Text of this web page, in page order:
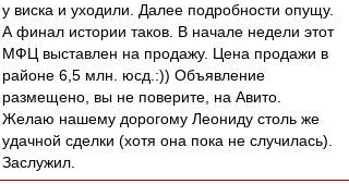
у виска и уходили. Далее подробности опущу.
А финал истории таков. В начале недели этот
МФЦ выставлен на продажу. Цена продажи в
районе 6,5 млн. юсд.:)) Объявление
размещено, вы не поверите, на Авито.
Желаю нашему дорогому Леониду столь же
удачной сделки (хотя она пока не случилась).
Заслужил.